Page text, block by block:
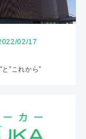
02/17
”これから”